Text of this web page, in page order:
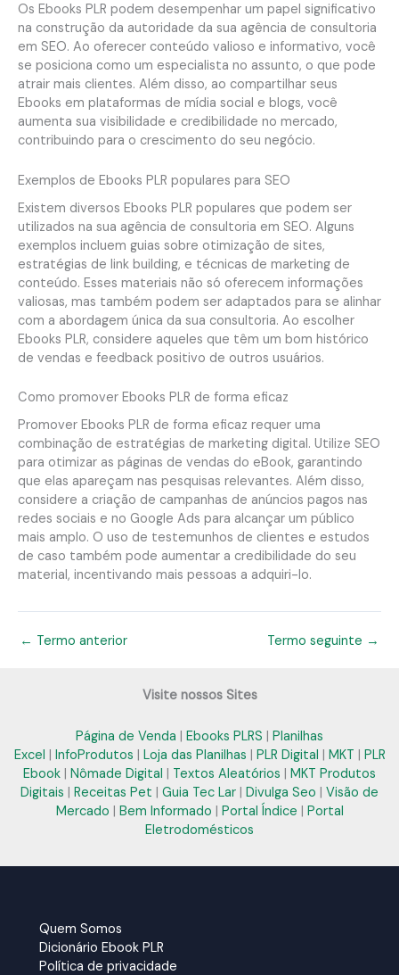
Os Ebooks PLR podem desempenhar um papel significativo
na construção da autoridade da sua agência de consultoria
em SEO. Ao oferecer conteúdo valioso e informativo, você
se posiciona como um especialista no assunto, o que pode
atrair mais clientes. Além disso, ao compartilhar seus
Ebooks em plataformas de mídia social e blogs, você
aumenta sua visibilidade e credibilidade no mercado,
contribuindo para o crescimento do seu negócio.
Exemplos de Ebooks PLR populares para SEO
Existem diversos Ebooks PLR populares que podem ser
utilizados na sua agência de consultoria em SEO. Alguns
exemplos incluem guias sobre otimização de sites,
estratégias de link building, e técnicas de marketing de
conteúdo. Esses materiais não só oferecem informações
valiosas, mas também podem ser adaptados para se alinhar
com a abordagem única da sua consultoria. Ao escolher
Ebooks PLR, considere aqueles que têm um bom histórico
de vendas e feedback positivo de outros usuários.
Como promover Ebooks PLR de forma eficaz
Promover Ebooks PLR de forma eficaz requer uma
combinação de estratégias de marketing digital. Utilize SEO
para otimizar as páginas de vendas do eBook, garantindo
que elas apareçam nas pesquisas relevantes. Além disso,
considere a criação de campanhas de anúncios pagos nas
redes sociais e no Google Ads para alcançar um público
mais amplo. O uso de testemunhos de clientes e estudos
de caso também pode aumentar a credibilidade do seu
material, incentivando mais pessoas a adquiri-lo.
← Termo anterior Termo seguinte →
Visite nossos Sites
Página de Venda | Ebooks PLRS | Planilhas
Excel | InfoProdutos | Loja das Planilhas | PLR Digital | MKT | PLR
Ebook | Nômade Digital | Textos Aleatórios | MKT Produtos
Digitais | Receitas Pet | Guia Tec Lar | Divulga Seo | Visão de
Mercado | Bem Informado | Portal Índice | Portal
Eletrodomésticos
Quem Somos
Dicionário Ebook PLR
Política de privacidade